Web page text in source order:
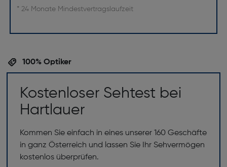
* 24 Monate Mindestvertragslaufzeit
100% Optiker
Kostenloser Sehtest bei
Hartlauer
Kommen Sie einfach in eines unserer 160 Geschäfte
in ganz Österreich und lassen Sie Ihr Sehvermögen
kostenlos überprüfen.